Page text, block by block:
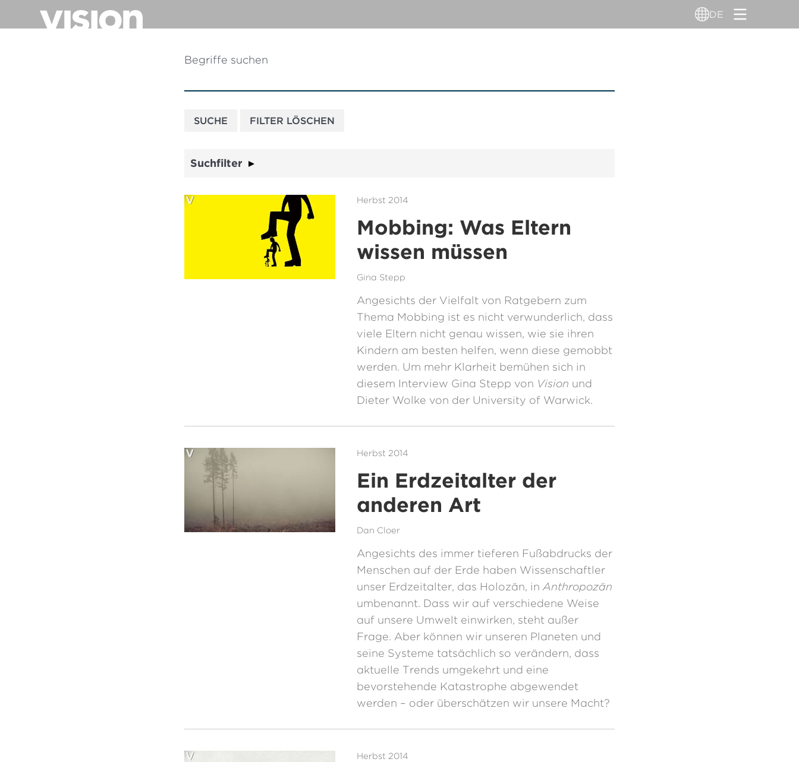
DE
Begriffe suchen
Suchfilter
Herbst 2014
Mobbing: Was Eltern
wissen müssen
Gina Stepp
Angesichts der Vielfalt von Ratgebern zum
Thema Mobbing ist es nicht verwunderlich, dass
viele Eltern nicht genau wissen, wie sie ihren
Kindern am besten helfen, wenn diese gemobbt
werden. Um mehr Klarheit bemühen sich in
diesem Interview Gina Stepp von Vision und
Dieter Wolke von der University of Warwick.
Herbst 2014
Ein Erdzeitalter der
anderen Art
Dan Cloer
Angesichts des immer tieferen Fußabdrucks der
Menschen auf der Erde haben Wissenschaftler
unser Erdzeitalter, das Holozän, in Anthropozän
umbenannt. Dass wir auf verschiedene Weise
auf unsere Umwelt einwirken, steht außer
Frage. Aber können wir unseren Planeten und
seine Systeme tatsächlich so verändern, dass
aktuelle Trends umgekehrt und eine
bevorstehende Katastrophe abgewendet
werden – oder überschätzen wir unsere Macht?
Herbst 2014